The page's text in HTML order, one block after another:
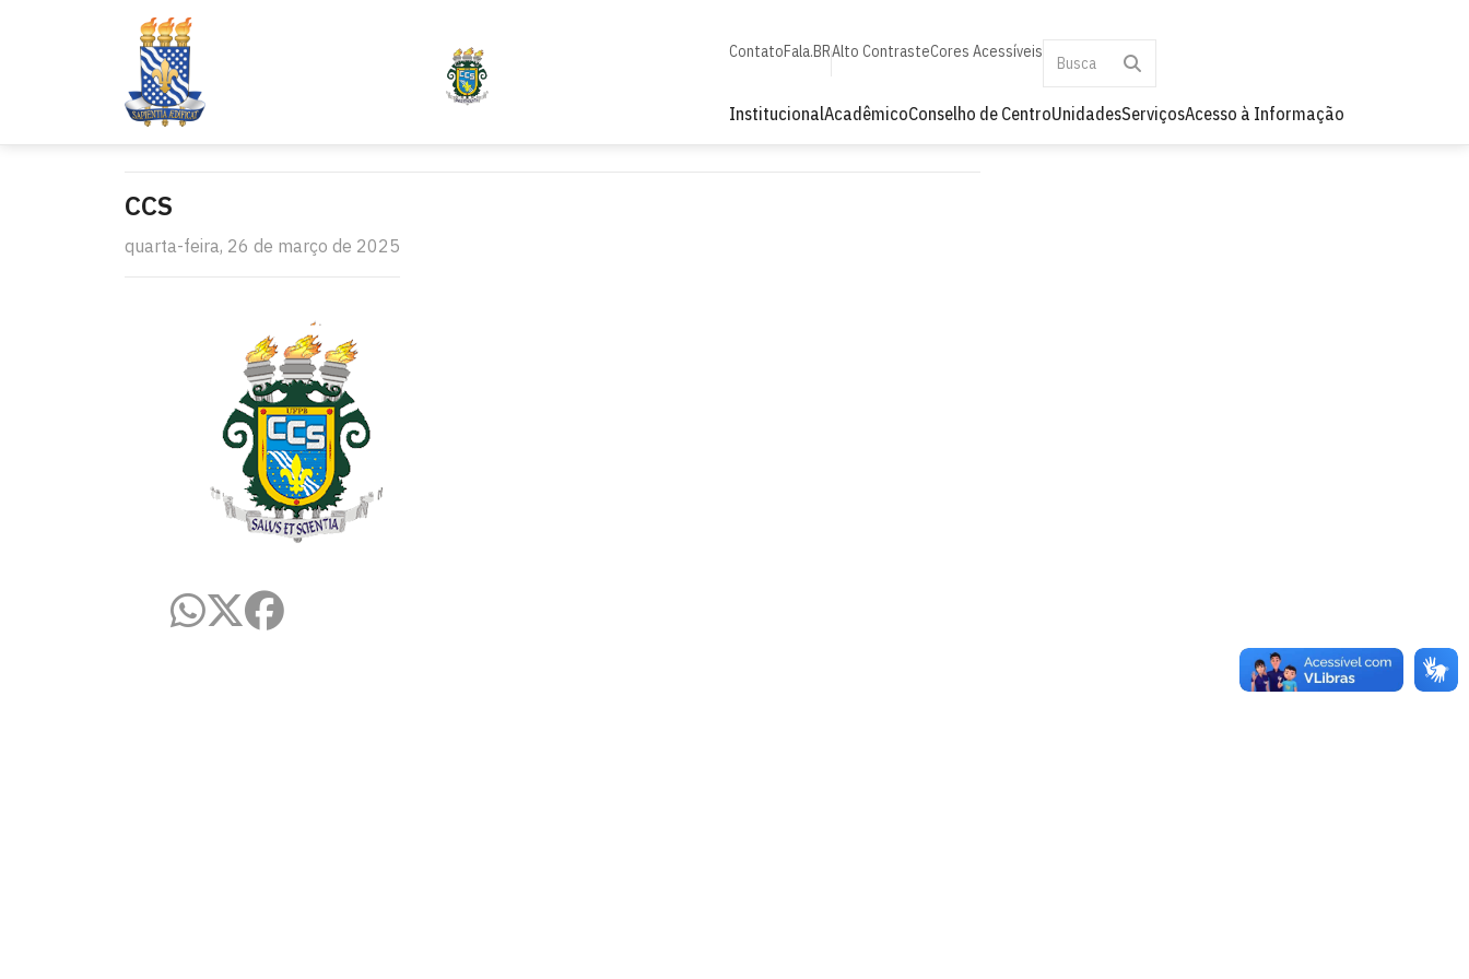
ContatoFala.BRAlto ContrasteCores Acessíveis
InstitucionalAcadêmicoConselho de CentroUnidadesServiçosAcesso à Informação
CCS
quarta-feira, 26 de março de 2025